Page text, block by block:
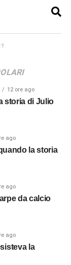
12 ore ago
storia di Julio
ago
la storia
ago
da calcio
ago
la